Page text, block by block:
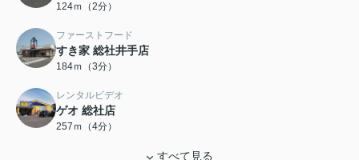
124ｍ（2分）
ファーストフード
すき家 総社井手店
184ｍ（3分）
レンタルビデオ
ゲオ 総社店
257ｍ（4分）
すべて見る